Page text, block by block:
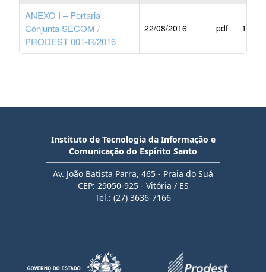
ANEXO I – Portaria
Conjunta SECOM /
PRODEST 001-R/2016
22/08/2016 pdf 170
Instituto de Tecnologia da Informação e
Comunicação do Espírito Santo
Av. João Batista Parra, 465 - Praia do Suá
CEP: 29050-925 - Vitória / ES
Tel.: (27) 3636-7166